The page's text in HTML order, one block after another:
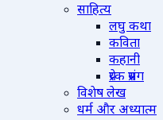
साहित्य
लघु कथा
कविता
कहानी
प्रेरक प्रसंग
विशेष लेख
धर्म और अध्यात्म